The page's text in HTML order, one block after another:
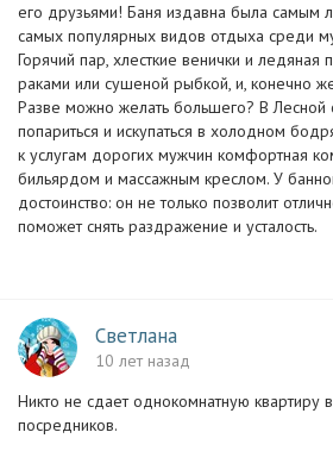
его друзьями! ‍Баня издавна была самым
самых популярных видов отдыха среди
Горячий пар, хлесткие венички и ледяная
раками или сушеной рыбкой, и, конечно
Разве можно желать большего? ‍В Лесной
попариться и искупаться в холодном
к услугам дорогих мужчин комфортная
бильярдом и массажным креслом. ‍У
достоинство: он не только позволит
поможет снять раздражение и усталость.
Светлана
10 лет назад
Никто не сдает однокомнатную квартиру
посредников.